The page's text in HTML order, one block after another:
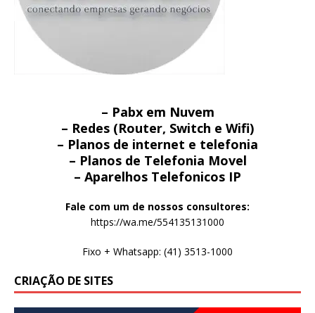
– Pabx em Nuvem
– Redes (Router, Switch e Wifi)
– Planos de internet e telefonia
– Planos de Telefonia Movel
– Aparelhos Telefonicos IP
Fale com um de nossos consultores:
https://wa.me/554135131000
Fixo + Whatsapp: (41) 3513-1000
CRIAÇÃO DE SITES